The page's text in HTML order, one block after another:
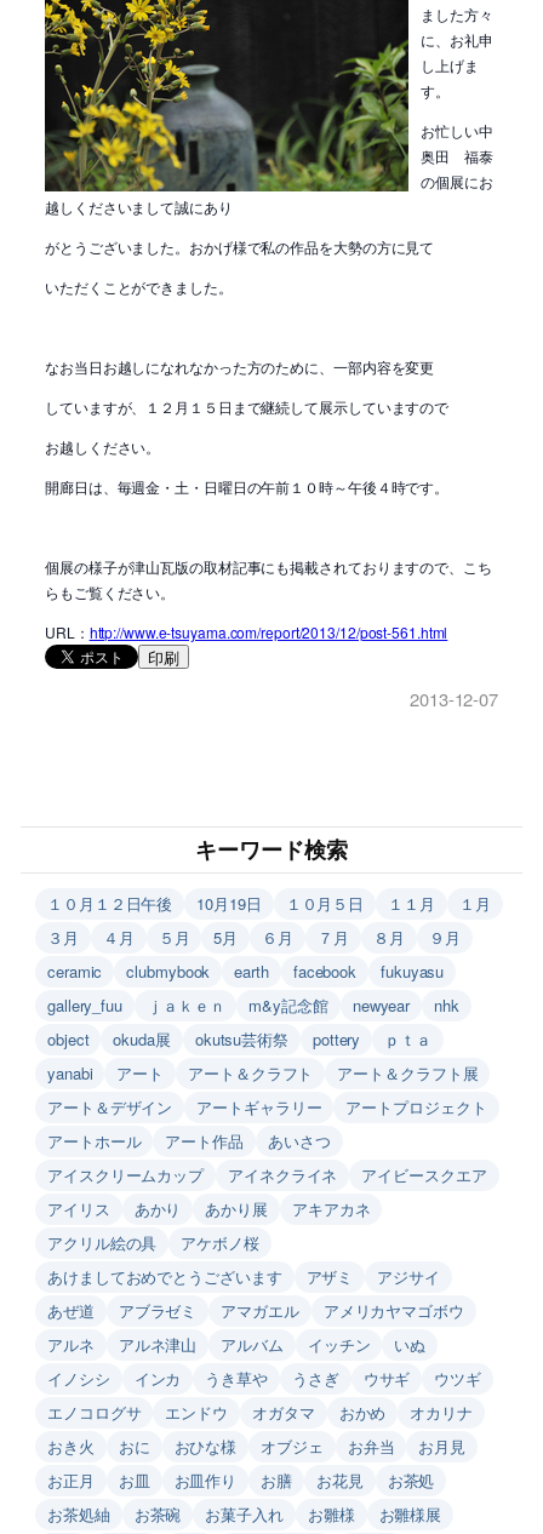
ました方々
に、お礼申
し上げま
す。
お忙しい中
奥田 福泰
の個展にお
越しくださいまして誠にあり
がとうございました。おかげ様で私の作品を大勢の方に見て
いただくことができました。
なお当日お越しになれなかった方のために、一部内容を変更
していますが、１２月１５日まで継続して展示していますので
お越しください。
開廊日は、毎週金・土・日曜日の午前１０時～午後４時です。
個展の様子が津山瓦版の取材記事にも掲載されておりますので、こち
らもご覧ください。
URL： http://www.e-tsuyama.com/report/2013/12/post-561.html
印刷
2013-12-07
キーワード検索
１０月１２日午後 10月19日 １０月５日 １１月
１月
３月
４月 ５月 5月 ６月 ７月 ８月
９月
ceramic
clubmybook earth facebook
fukuyasu
gallery_fuu
ｊａｋｅｎ m&y記念館 newyear
nhk
object
okuda展 okutsu芸術祭 pottery
ｐｔａ
yanabi
アート アート＆クラフト
アート＆クラフト展
アート＆デザイン
アートギャラリー
アートプロジェクト
アートホール
アート作品
あいさつ
アイスクリームカップ
アイネクライネ
アイビースクエア
アイリス
あかり あかり展
アキアカネ
アクリル絵の具
アケボノ桜
あけましておめでとうございます
アザミ
アジサイ
あぜ道
アブラゼミ アマガエル
アメリカヤマゴボウ
アルネ
アルネ津山 アルバム イッチン
いぬ
イノシシ
インカ うき草や うさぎ ウサギ
ウツギ
エノコログサ
エンドウ オガタマ おかめ
オカリナ
おき火
おに おひな様 オブジェ お弁当
お月見
お正月
お皿 お皿作り お膳 お花見
お茶処
お茶処紬
お茶碗 お菓子入れ お雛様 お雛様展